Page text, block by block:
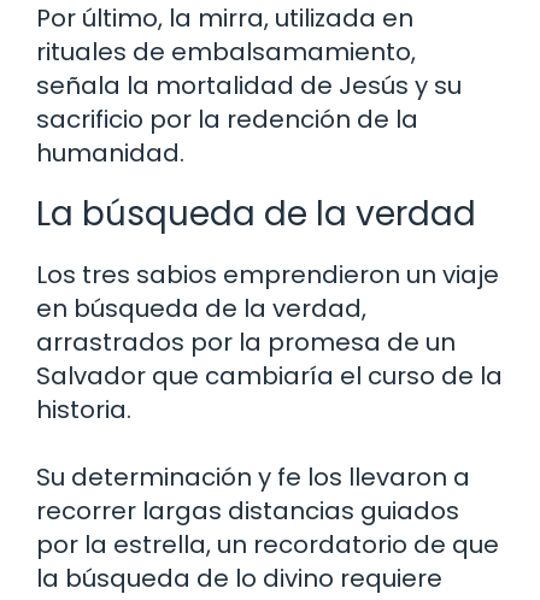
Por último, la mirra, utilizada en
rituales de embalsamamiento,
señala la mortalidad de Jesús y su
sacrificio por la redención de la
humanidad.
La búsqueda de la verdad
Los tres sabios emprendieron un viaje
en búsqueda de la verdad,
arrastrados por la promesa de un
Salvador que cambiaría el curso de la
historia.
Su determinación y fe los llevaron a
recorrer largas distancias guiados
por la estrella, un recordatorio de que
la búsqueda de lo divino requiere